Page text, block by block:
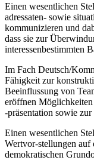
Einen wesentlichen
adressaten- sowie
kommunizieren und
dass sie zur
interessenbestimmten
Im Fach Deutsch/
Fähigkeit zur
Beeinflussung von
eröffnen Möglichkeiten
-präsentation sowie
Einen wesentlichen
Wertvor-stellungen auf
demokratischen